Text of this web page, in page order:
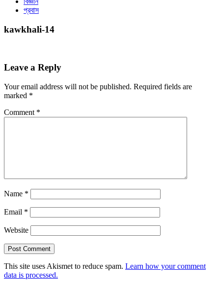
প্রবাস
kawkhali-14
Leave a Reply
Your email address will not be published. Required fields are
marked *
Comment *
Name *
Email *
Website
This site uses Akismet to reduce spam. Learn how your comment
data is processed.